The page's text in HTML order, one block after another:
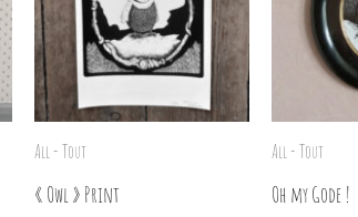
All - Tout
« Owl » Print
All - Tout
Oh my Gode !